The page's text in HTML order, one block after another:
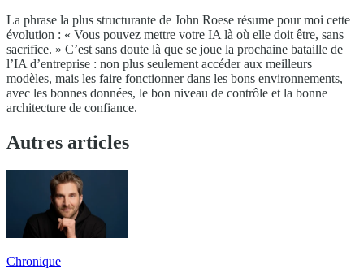
La phrase la plus structurante de John Roese résume pour moi cette
évolution : « Vous pouvez mettre votre IA là où elle doit être, sans
sacrifice. » C’est sans doute là que se joue la prochaine bataille de
l’IA d’entreprise : non plus seulement accéder aux meilleurs
modèles, mais les faire fonctionner dans les bons environnements,
avec les bonnes données, le bon niveau de contrôle et la bonne
architecture de confiance.
Autres articles
Chronique